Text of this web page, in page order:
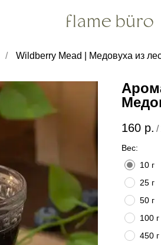
/ Wildberry Mead | Медовуха из
160 р. /
Вес:
10 г
25 г
50 г
100 г
450 г